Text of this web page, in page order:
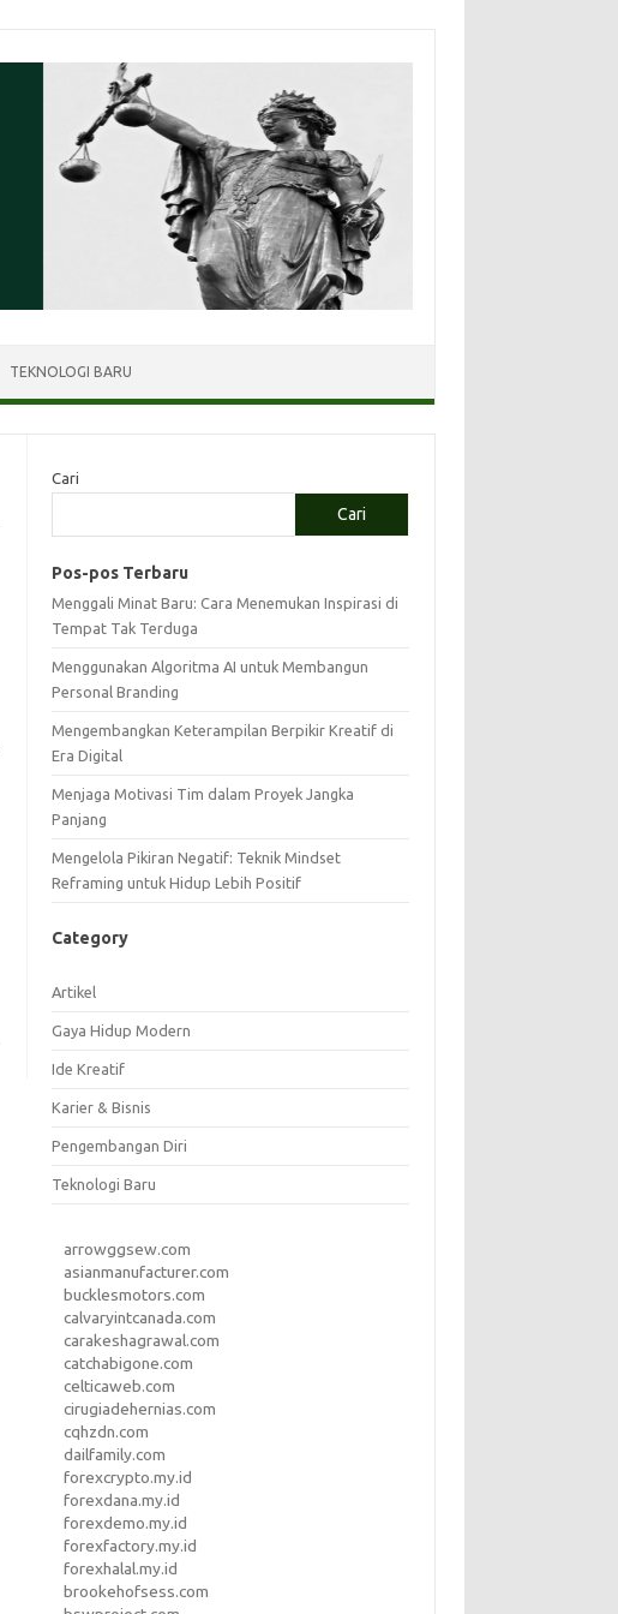
TEKNOLOGI BARU
Cari
Cari
Pos-pos Terbaru
Menggali Minat Baru: Cara Menemukan Inspirasi di
Tempat Tak Terduga
Menggunakan Algoritma AI untuk Membangun
Personal Branding
Mengembangkan Keterampilan Berpikir Kreatif di
Era Digital
Menjaga Motivasi Tim dalam Proyek Jangka
Panjang
Mengelola Pikiran Negatif: Teknik Mindset
Reframing untuk Hidup Lebih Positif
Category
Artikel
Gaya Hidup Modern
Ide Kreatif
Karier & Bisnis
Pengembangan Diri
Teknologi Baru
arrowggsew.com
asianmanufacturer.com
bucklesmotors.com
calvaryintcanada.com
carakeshagrawal.com
catchabigone.com
celticaweb.com
cirugiadehernias.com
cqhzdn.com
dailfamily.com
forexcrypto.my.id
forexdana.my.id
forexdemo.my.id
forexfactory.my.id
forexhalal.my.id
brookehofsess.com